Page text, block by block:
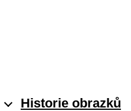
Historie obrazků